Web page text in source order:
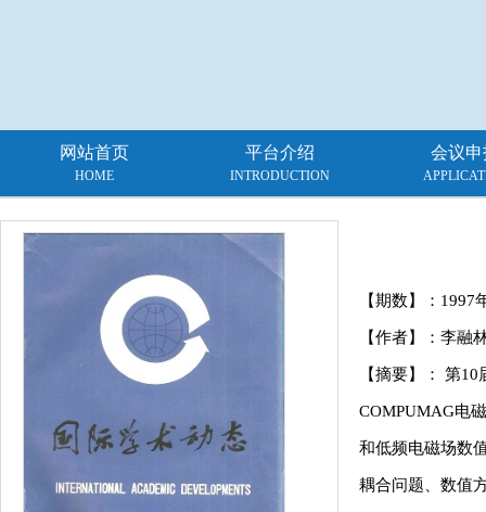
网站首页
HOME
平台介绍
INTRODUCTION
会议申
【期数】： 1997
【作者】：李融
【摘要】： 第
COMPUMAG电
和低频电磁场数
耦合问题、数值